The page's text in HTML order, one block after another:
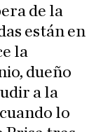
de la
están en
la
dueño
a la
lo